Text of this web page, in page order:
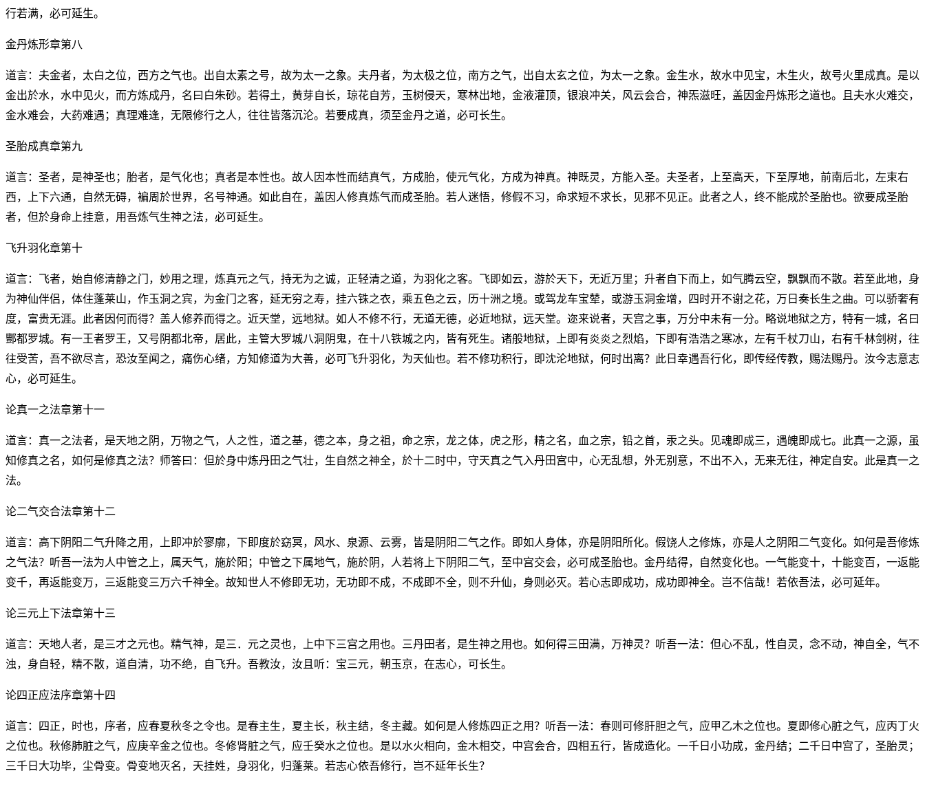
行若满，必可延生。
金丹炼形章第八
道言：夫金者，太白之位，西方之气也。出自太素之号，故为太一之象。夫丹者，为太极之位，南方之气，出自太玄之位，为太一之象。金生水，故水中见宝，木生火，故号火里成真。是以
金出於水，水中见火，而方炼成丹，名曰白朱砂。若得土，黄芽自长，琼花自芳，玉树侵天，寒林出地，金液灌顶，银浪冲关，风云会合，神炁滋旺，盖因金丹炼形之道也。且夫水火难交，
金水难会，大药难遇；真理难逢，无限修行之人，往往皆落沉沦。若要成真，须至金丹之道，必可长生。
圣胎成真章第九
道言：圣者，是神圣也；胎者，是气化也；真者是本性也。故人因本性而结真气，方成胎，使元气化，方成为神真。神既灵，方能入圣。夫圣者，上至高天，下至厚地，前南后北，左束右
西，上下六通，自然无碍，褊周於世界，名号神通。如此自在，盖因人修真炼气而成圣胎。若人迷悟，修假不习，命求短不求长，见邪不见正。此者之人，终不能成於圣胎也。欲要成圣胎
者，但於身命上挂意，用吾炼气生神之法，必可延生。
飞升羽化章第十
道言：飞者，始自修清静之门，妙用之理，炼真元之气，持无为之诚，正轻清之道，为羽化之客。飞即如云，游於天下，无近万里；升者自下而上，如气腾云空，飘飘而不散。若至此地，身
为神仙伴侣，体住蓬莱山，作玉洞之宾，为金门之客，延无穷之寿，挂六铢之衣，乘五色之云，历十洲之境。或驾龙车宝辇，或游玉洞金增，四时开不谢之花，万日奏长生之曲。可以骄奢有
度，富贵无涯。此者因何而得？盖人修养而得之。近天堂，远地狱。如人不修不行，无道无德，必近地狱，远天堂。迩来说者，天宫之事，万分中未有一分。略说地狱之方，特有一城，名曰
酆都罗城。有一王者罗王，又号阴都北帝，居此，主管大罗城八洞阴鬼，在十八铁城之内，皆有死生。诸般地狱，上即有炎炎之烈焰，下即有浩浩之寒冰，左有千杖刀山，右有千林剑树，往
往受苦，吾不欲尽言，恐汝至闻之，痛伤心绪，方知修道为大善，必可飞升羽化，为天仙也。若不修功积行，即沈沦地狱，何时出离？此日幸遇吾行化，即传经传教，赐法赐丹。汝今志意志
心，必可延生。
论真一之法章第十一
道言：真一之法者，是天地之阴，万物之气，人之性，道之基，德之本，身之祖，命之宗，龙之体，虎之形，精之名，血之宗，铅之首，汞之头。见魂即成三，遇魄即成七。此真一之源，虽
知修真之名，如何是修真之法？师答曰：但於身中炼丹田之气壮，生自然之神全，於十二时中，守天真之气入丹田宫中，心无乱想，外无别意，不出不入，无来无往，神定自安。此是真一之
法。
论二气交合法章第十二
道言：高下阴阳二气升降之用，上即冲於寥廓，下即度於窈冥，风水、泉源、云雾，皆是阴阳二气之作。即如人身体，亦是阴阳所化。假饶人之修炼，亦是人之阴阳二气变化。如何是吾修炼
之气法？听吾一法为人中管之上，属天气，施於阳；中管之下属地气，施於阴，人若将上下阴阳二气，至中宫交会，必可成圣胎也。金丹结得，自然变化也。一气能变十，十能变百，一返能
变千，再返能变万，三返能变三万六千神全。故知世人不修即无功，无功即不成，不成即不全，则不升仙，身则必灭。若心志即成功，成功即神全。岂不信哉！若依吾法，必可延年。
论三元上下法章第十三
道言：天地人者，是三才之元也。精气神，是三．元之灵也，上中下三宫之用也。三丹田者，是生神之用也。如何得三田满，万神灵？听吾一法：但心不乱，性自灵，念不动，神自全，气不
浊，身自轻，精不散，道自清，功不绝，自飞升。吾教汝，汝且听：宝三元，朝玉京，在志心，可长生。
论四正应法序章第十四
道言：四正，时也，序者，应春夏秋冬之令也。是春主生，夏主长，秋主结，冬主藏。如何是人修炼四正之用？听吾一法：春则可修肝胆之气，应甲乙木之位也。夏即修心脏之气，应丙丁火
之位也。秋修肺脏之气，应庚辛金之位也。冬修肾脏之气，应壬癸水之位也。是以水火相向，金木相交，中宫会合，四相五行，皆成造化。一千日小功成，金丹结；二千日中宫了，圣胎灵；
三千日大功毕，尘骨变。骨变地灭名，天挂姓，身羽化，归蓬莱。若志心依吾修行，岂不延年长生？